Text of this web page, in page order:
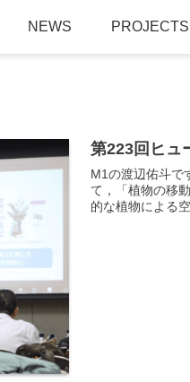
NEWS PROJECTS
第223回ヒュ
M1の渡辺佑斗で
て，「植物の移
的な植物による